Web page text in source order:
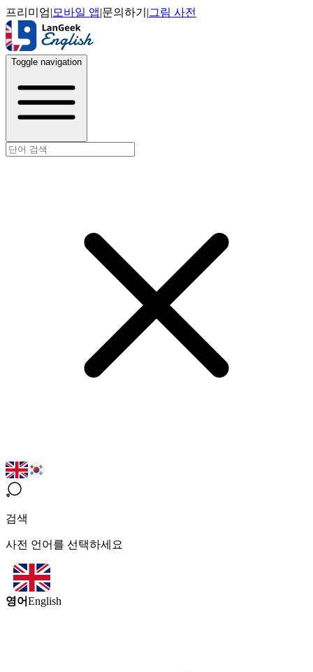
프리미엄| 모바일 앱|문의하기 |그림 사전
Toggle navigation
검색
사전 언어를 선택하세요
영어English